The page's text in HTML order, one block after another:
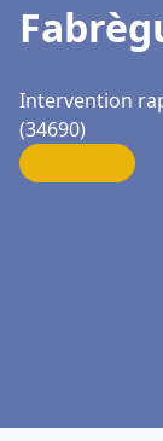
Intervention
(34690)